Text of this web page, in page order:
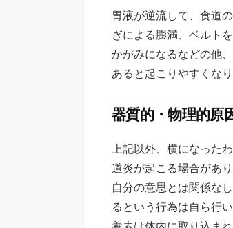
日
胃液が逆流して、食道
ぎによる膨満、ベルト
かがみになるなどの他
あると起こりやすくなり
器質的・物理的原
上記以外、横になった
道炎が起こる場合があ
自分の意思とは関係な
るという行為は自ら行